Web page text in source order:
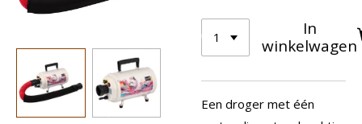
In
winkelwagen
Een droger met één